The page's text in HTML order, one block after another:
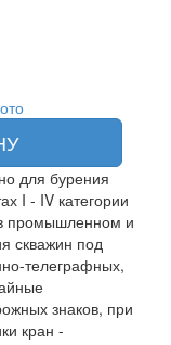
для бурения
I - IV категории
промышленном и
скважин под
телеграфных,
знаков, при
кран -